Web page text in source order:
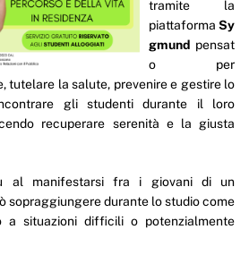
tramite la
piattaforma Sy
gmund pensat
o per
tutelare la salute, prevenire e gestire lo
gli studenti durante il loro
recuperare serenità e la giusta
al manifestarsi fra i giovani di un
sopraggiungere durante lo studio come
a situazioni difficili o potenzialmente